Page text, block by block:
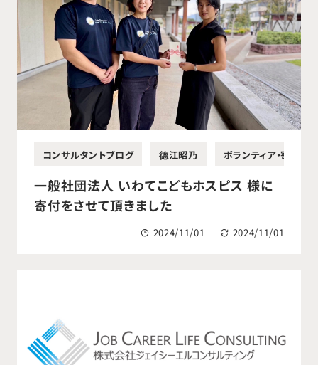
コンサルタントブログ 德江昭乃 ボランティア・寄付活
一般社団法人 いわてこどもホスピス 様に
寄付をさせて頂きました
2024/11/01 2024/11/01